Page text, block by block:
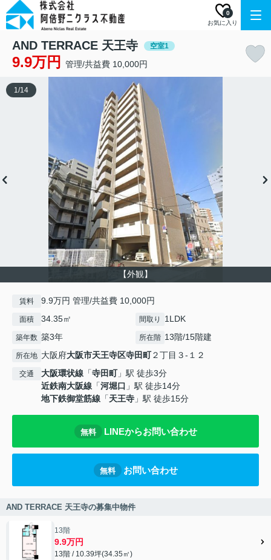
お気に入り
0
AND TERRACE 天王寺 空室1
9.9万円 管理/共益費 10,000円
【外観】
1/14
賃料 9.9万円 管理/共益費 10,000円
面積 34.35㎡ 間取り 1LDK
築年数 築3年 所在階 13階/15階建
所在地 大阪府大阪市天王寺区寺田町２丁目３-１２
交通 大阪環状線 「寺田町」駅 徒歩3分
近鉄南大阪線 「河堀口 」駅 徒歩14分
地下鉄御堂筋線 「天王寺 」駅 徒歩15分
無料 LINEからお問い合わせ
無料 お問い合わせ
AND TERRACE 天王寺の募集中物件
13階
9.9万円
13階 / 10.39坪(34.35㎡)